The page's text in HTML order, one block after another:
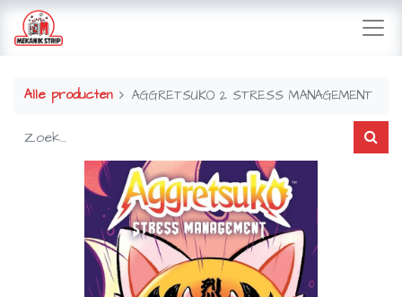
Alle producten AGGRETSUKO 2 STRESS MANAGEMENT